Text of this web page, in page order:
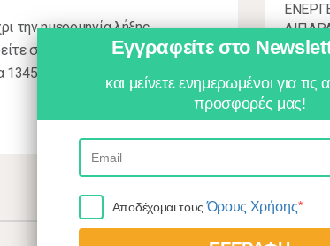
την ημερομηνία λήξης.
στο ψυγείο. Στοιχεία
Τηλ. 210-2323140
εκ των
εκ των
ΑΛΑΤΙ
Σχετικά
Εγγραφείτε στο
και μείνετε ενημερωμένοι για τις
προσφορές μας!
Αποδέχομαι τουςΌρους Χρήσης*